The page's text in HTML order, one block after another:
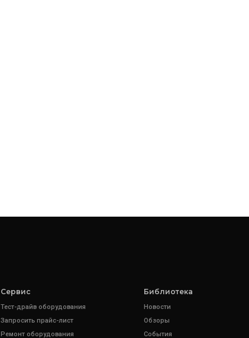
Сервис
Тест-драйв оборудования
Запросить прайс-лист
Ремонт оборудования
Библиотека
Новости
Обзоры
События